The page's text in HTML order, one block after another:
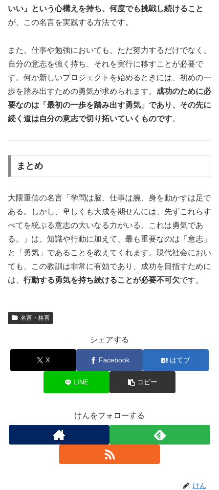
いい」という心構えを持ち、何度でも挑戦し続けること
が、この名言を実践する方法です。
また、仕事や勉強においても、ただ努力するだけでなく、
自分の意志を強く持ち、それを実行に移すことが必要で
す。何か新しいプロジェクトを始めるときには、初めの一
歩を踏み出すための勇気が求められます。 成功のために必
要なのは「最初の一歩を踏み出す勇気」であり、その先に
続く道は自分の意志で切り拓いていくものです。
まとめ
大隈重信の名言「学問は脳、仕事は腕、身を動かすは足で
ある。しかし、卑しくも大成を期せんには、先ずこれらす
べてを統ぶる意志の大いなる力がいる、これは勇気であ
る。」は、知識や行動に加えて、最も重要なのは「意志」
と「勇気」であることを教えてくれます。現代社会におい
ても、この教訓は非常に有効であり、成功を目指すために
は、 行動する勇気を持ち続けることが必要不可欠です。
名言・格言
シェアする
X Facebook はてブ
LINE コピー
けんをフォローする
けん